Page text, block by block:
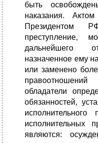
быть
наказания.
Президентом
преступление,
дальнейшего
назначенное ему
или заменено
обладатели
обязанностей,
исполнительных
являются: